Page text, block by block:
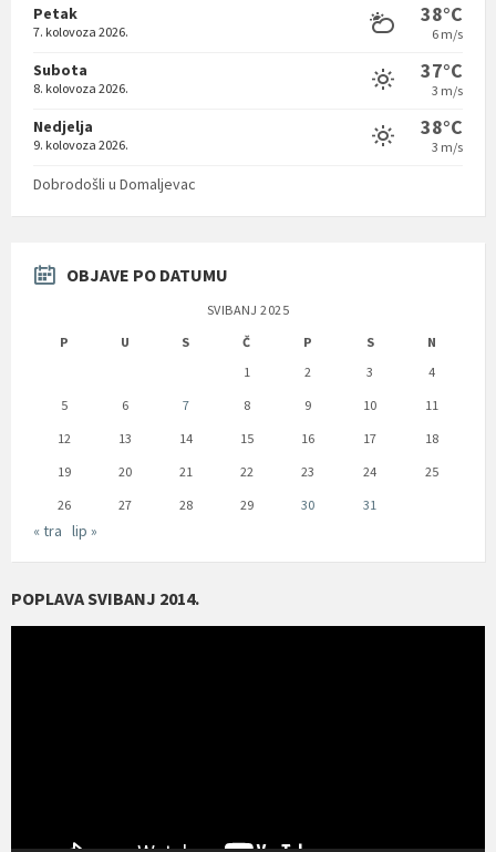
Petak
7. kolovoza 2026.
38°C
6 m/s
Subota
8. kolovoza 2026.
37°C
3 m/s
Nedjelja
9. kolovoza 2026.
38°C
3 m/s
Dobrodošli u Domaljevac
OBJAVE PO DATUMU
SVIBANJ 2025
P
U S Č P S
N
1
2 3
4
5
6 7 8 9 10
11
12
13 14 15 16 17
18
19
20 21 22 23 24
25
26
27 28 29 30 31
« tra lip »
POPLAVA SVIBANJ 2014.